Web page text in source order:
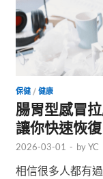
保健 /健康
腸胃型感冒
讓你快速恢復
2026-03-01 - byYC
相信很多人都有